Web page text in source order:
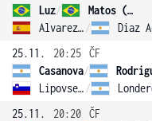
Luz/
Matos (1)
Alvarez Varona /
25.11.
20:25 ČF
Casanova/
Lipovsek Puches /
25.11.
20:20 ČF